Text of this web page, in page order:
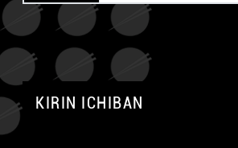
KIRIN ICHIBAN